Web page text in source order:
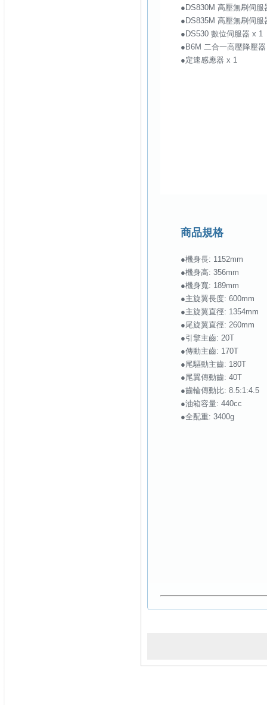
●DS830M 高壓無刷伺服
●DS835M 高壓無刷伺服
●DS530 數位伺服器 x 1
●B6M 二合一高壓降壓
●定速感應器 x 1
商品規格
●機身長: 1152mm
●機身高: 356mm
●機身寬: 189mm
●主旋翼長度: 600mm
●主旋翼直徑: 1354mm
●尾旋翼直徑: 260mm
●引擎主齒: 20T
●傳動主齒: 170T
●尾驅動主齒: 180T
●尾翼傳動齒: 40T
●齒輪傳動比: 8.5:1:4.5
●油箱容量: 440cc
●全配重: 3400g